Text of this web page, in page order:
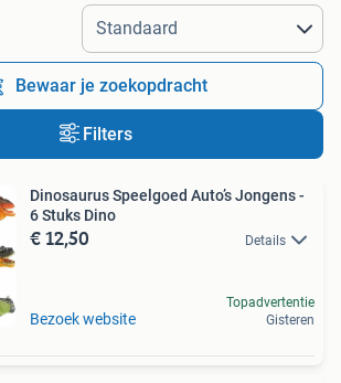
Alle afstanden…
Bewaar je zoekopdracht
Filters
Dinosaurus Speelgoed Auto’s Jongens -
6 Stuks Dino
€ 12,50 Details
Bezoek website
Topadvertentie
Gisteren